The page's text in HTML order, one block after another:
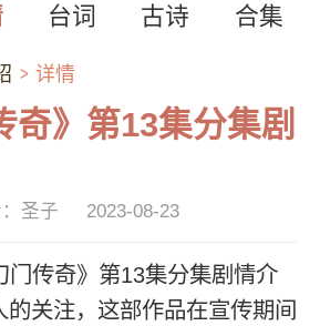
台词 古诗 合集
详情
奇》第13集分集剧
圣子 2023-08-23
门传奇》第13集分集剧情介
的关注，这部作品在宣传期间